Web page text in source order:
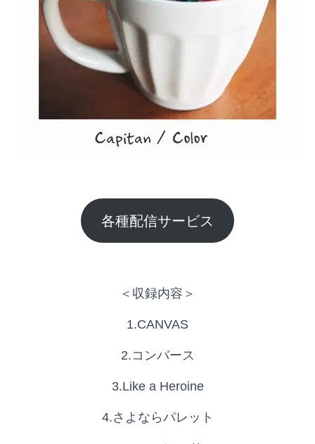
各種配信サービス
＜収録内容＞
1.CANVAS
2.コンバース
3.Like a Heroine
4.さよならパレット